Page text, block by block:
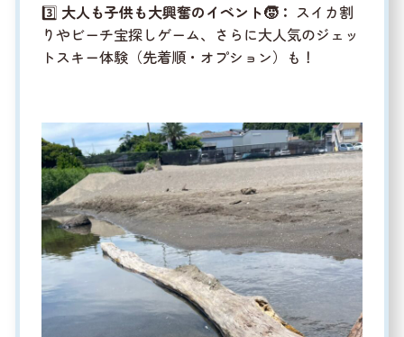
3️⃣ 大人も子供も大興奮のイベント🧒： スイカ割
りやビーチ宝探しゲーム、さらに大人気のジェッ
トスキー体験（先着順・オプション）も！